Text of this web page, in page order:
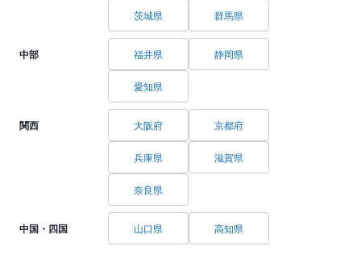
茨城県 群馬県
中部 福井県 静岡県
愛知県
関西 大阪府 京都府
兵庫県 滋賀県
奈良県
中国・四国 山口県 高知県